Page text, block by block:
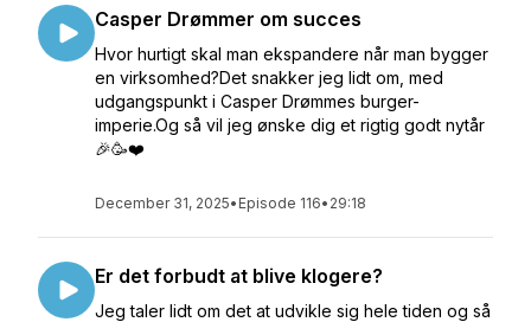
Casper Drømmer om succes
Hvor hurtigt skal man ekspandere når man bygger
en virksomhed?Det snakker jeg lidt om, med
udgangspunkt i Casper Drømmes burger-
imperie.Og så vil jeg ønske dig et rigtig godt nytår
🎉🥳❤️
December 31, 2025• Episode 116• 29:18
Er det forbudt at blive klogere?
Jeg taler lidt om det at udvikle sig hele tiden og så